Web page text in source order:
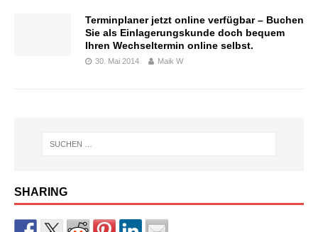
Terminplaner jetzt online verfügbar – Buchen
Sie als Einlagerungskunde doch bequem
Ihren Wechseltermin online selbst.
30. Mai 2014 Maik W
SHARING